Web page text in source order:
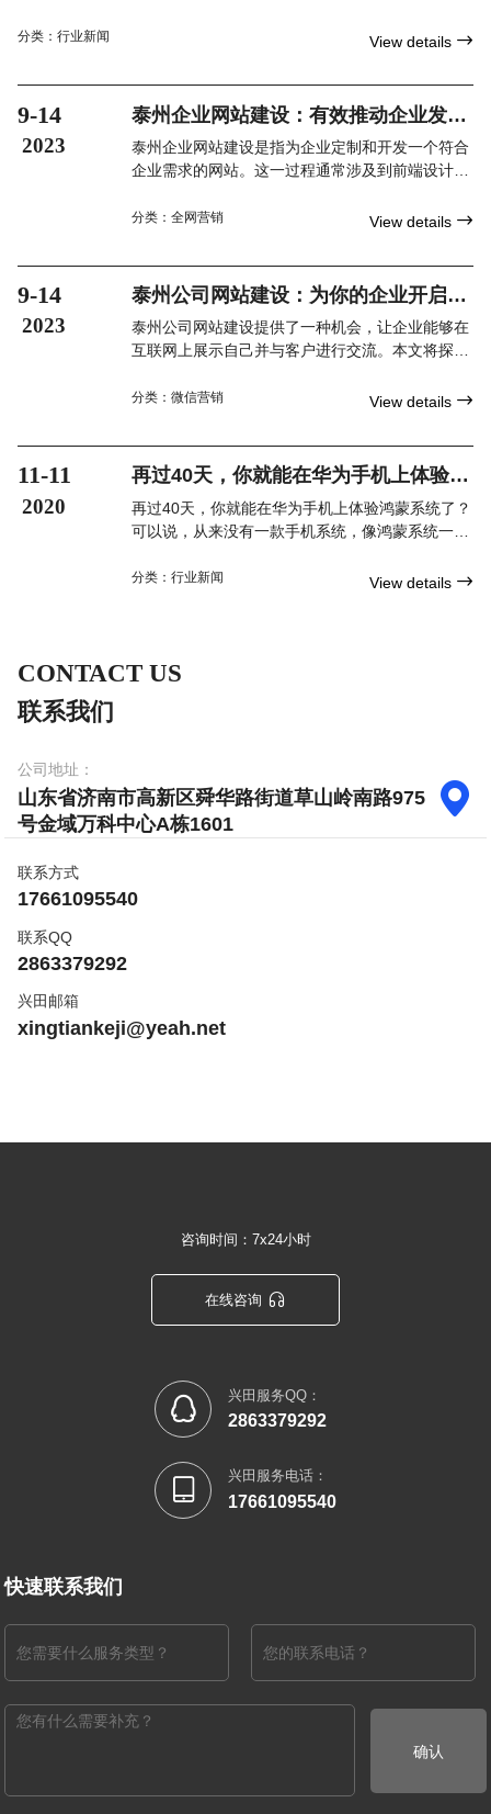
分类： 行业新闻 View details 
9-14
2023
泰州企业网站建设：有效推动企业发展
的利器
泰州企业网站建设是指为企业定制和开发一个符合
企业需求的网站。这一过程通常涉及到前端设计、
企业网站建设的目标是通过提供最佳的用户体验和
务。
分类： 全网营销 View details 
9-14
2023
泰州公司网站建设：为你的企业开启全
新的线上商机
泰州公司网站建设提供了一种机会，让企业能够在
互联网上展示自己并与客户进行交流。本文将探讨
念优化网站的内容，以增加潜在客户的流量和提升
分类： 微信营销 View details 
11-11
2020
再过40天，你就能在华为手机上体验鸿
蒙系统了？
再过40天，你就能在华为手机上体验鸿蒙系统了？
可以说，从来没有一款手机系统，像鸿蒙系统一
年8月发布以来，虽然一直是PPT，但网友们一直
分类： 行业新闻 View details 
CONTACT US
联系我们
公司地址：
山东省济南市高新区舜华路街道草山岭南路975
号金域万科中心A栋1601

联系方式
17661095540
联系QQ
2863379292
兴田邮箱
xingtiankeji@yeah.net
咨询时间：7x24小时
在线咨询 
 兴田服务QQ：
2863379292
 兴田服务电话：
17661095540
快速联系我们
确认